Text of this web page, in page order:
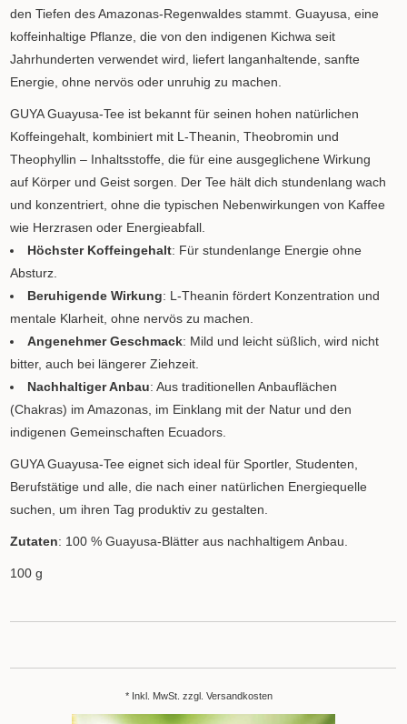
den Tiefen des Amazonas-Regenwaldes stammt. Guayusa, eine
koffeinhaltige Pflanze, die von den indigenen Kichwa seit
Jahrhunderten verwendet wird, liefert langanhaltende, sanfte
Energie, ohne nervös oder unruhig zu machen.
GUYA Guayusa-Tee ist bekannt für seinen hohen natürlichen
Koffeingehalt, kombiniert mit L-Theanin, Theobromin und
Theophyllin – Inhaltsstoffe, die für eine ausgeglichene Wirkung
auf Körper und Geist sorgen. Der Tee hält dich stundenlang wach
und konzentriert, ohne die typischen Nebenwirkungen von Kaffee
wie Herzrasen oder Energieabfall.
Höchster Koffeingehalt: Für stundenlange Energie ohne
Absturz.
Beruhigende Wirkung: L-Theanin fördert Konzentration und
mentale Klarheit, ohne nervös zu machen.
Angenehmer Geschmack: Mild und leicht süßlich, wird nicht
bitter, auch bei längerer Ziehzeit.
Nachhaltiger Anbau: Aus traditionellen Anbauflächen
(Chakras) im Amazonas, im Einklang mit der Natur und den
indigenen Gemeinschaften Ecuadors.
GUYA Guayusa-Tee eignet sich ideal für Sportler, Studenten,
Berufstätige und alle, die nach einer natürlichen Energiequelle
suchen, um ihren Tag produktiv zu gestalten.
Zutaten: 100 % Guayusa-Blätter aus nachhaltigem Anbau.
100 g
* Inkl. MwSt. zzgl. Versandkosten